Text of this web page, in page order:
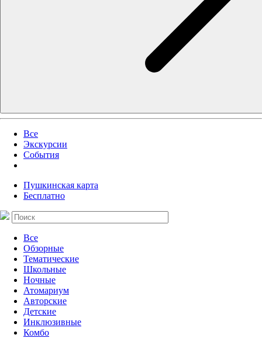
Все
Экскурсии
События
Пушкинская карта
Бесплатно
Все
Обзорные
Тематические
Школьные
Ночные
Атомариум
Авторские
Детские
Инклюзивные
Комбо